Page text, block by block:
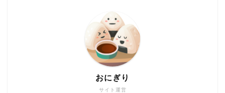
サイト運営
おにぎり